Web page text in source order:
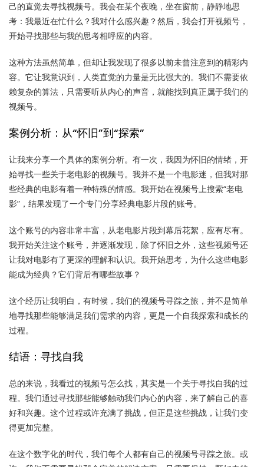
己的直觉去寻找视频号。我会在某个夜晚，坐在窗前，静静地思
考：我最近在忙什么？我对什么感兴趣？然后，我会打开视频号，
开始寻找那些与我的思考相呼应的内容。
这种方法虽然简单，但却让我发现了很多以前未曾注意到的精彩内
容。它让我意识到，人类直觉的力量是无比强大的。我们不需要依
赖复杂的算法，只需要听从内心的声音，就能找到真正属于我们的
视频号。
案例分析：从“怀旧”到“探索”
让我来分享一个具体的案例分析。有一次，我因为怀旧的情绪，开
始寻找一些关于老电影的视频号。我并不是一个电影迷，但我对那
些经典的电影有着一种特殊的情感。我开始在视频号上搜索“老电
影”，结果发现了一个专门分享经典电影片段的账号。
这个账号的内容非常丰富，从老电影片段到幕后花絮，应有尽有。
我开始关注这个账号，并逐渐发现，除了怀旧之外，这些视频号还
让我对电影有了更深的理解和认识。我开始思考，为什么这些电影
能成为经典？它们背后有哪些故事？
这个经历让我明白，有时候，我们的视频号寻踪之旅，并不是简单
地寻找那些能够满足我们需求的内容，更是一个自我探索和成长的
过程。
结语：寻找自我
总的来说，我看过的视频号怎么找，其实是一个关于寻找自我的过
程。我们通过寻找那些能够触动我们内心的内容，来了解自己的喜
好和兴趣。这个过程或许充满了挑战，但正是这些挑战，让我们变
得更加完整。
在这个数字化的时代，我们每个人都有自己的视频号寻踪之旅。或